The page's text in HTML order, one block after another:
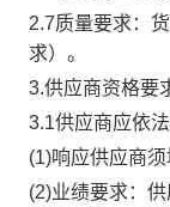
2.7质量要求：
求） 。
3.供应商资格要
3.1供应商应依
(1)响应供应商须
(2)业绩要求 ： 供